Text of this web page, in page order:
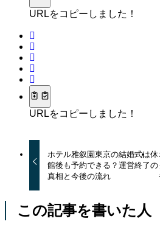
URLをコピーしました！
URLをコピーしました！
ホテル雅叙園東京の結婚式は休
館後も予約できる？運営終了の
真相と今後の流れ
この記事を書いた人